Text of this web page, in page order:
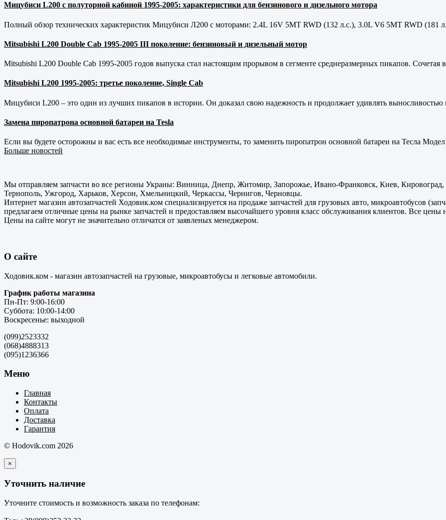
Мицубиси L200 с полуторной кабиной 1995-2005: характеристики для бензинового и дизельного мотора
Полный обзор технических характеристик Мицубиси Л200 с моторами: 2.4L 16V 5MT RWD (132 л.с.), 3.0L V6 5MT RWD (181
Mitsubishi L200 Double Cab 1995-2005 III поколение: бензиновый и дизельный мотор
Mitsubishi L200 Double Cab 1995-2005 годов выпуска стал настоящим прорывом в сегменте среднеразмерных пикапов. Сочетая в
Mitsubishi L200 1995-2005: третье поколение, Single Cab
Мицубиси L200 – это один из лучших пикапов в истории. Он доказал свою надежность и продолжает удивлять выносливостью
Замена пиропатрона основной батареи на Tesla
Если вы будете осторожны и вас есть все необходимые инструменты, то заменить пиропатрон основной батареи на Тесла
Больше новостей
Мы отправляем запчасти во все регионы Украны: Винница, Днепр, Житомир, Запорожье, Ивано-Франковск, Киев,
Тернополь, Ужгород, Харьков, Херсон, Хмельницкий, Черкассы, Чернигов, Черновцы.
Интернет магазин автозапчастей Ходовик.ком специализируется на продаже запчастей для грузовых авто, микроавтобусов
предлагаем отличные цены на рынке запчастей и предоставляем высочайшего уровня класс обслуживания клиентов. Все
Цены на сайте могут не значительно отличатся от заявленых менеджером.
О сайте
Ходовик.ком - магазин автозапчастей на грузовые, микроавтобусы и легковые автомобили.
График работы магазина
Пн-Пт: 9:00-16:00
Суббота: 10:00-14:00
Воскресенье: выходной
(099)2523332
(068)4888313
(095)1236366
Меню
Главная
Контакты
Оплата
Доставка
Гарантия
© Hodovik.com 2026
×
Уточнить наличие
Уточните стоимость и возможность заказа по телефонам: